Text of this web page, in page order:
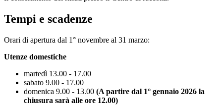
Tempi e scadenze
Orari di apertura dal 1° novembre al 31 marzo:
Utenze domestiche
martedì 13.00 - 17.00
sabato 9.00 - 17.00
domenica 9.00 - 13.00 (A partire dal 1° gennaio 2026 la
chiusura sarà alle ore 12.00)